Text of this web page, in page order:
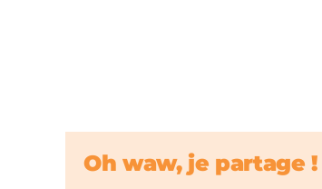
Oh waw, je partage !